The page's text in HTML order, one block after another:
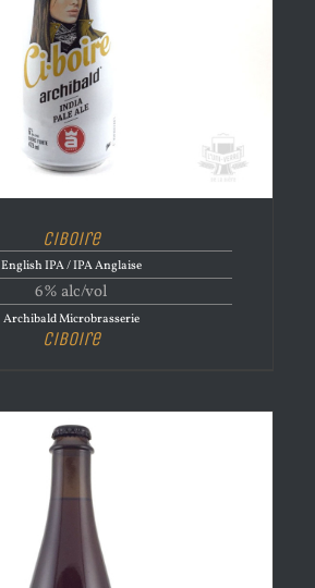
Ciboire
English IPA / IPA Anglaise
6% alc/vol
Archibald Microbrasserie
Ciboire